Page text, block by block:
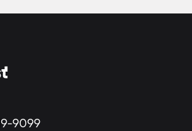
9099